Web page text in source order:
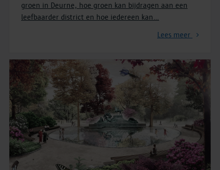
groen in Deurne, hoe groen kan bijdragen aan een
leefbaarder district en hoe iedereen kan …
Lees meer